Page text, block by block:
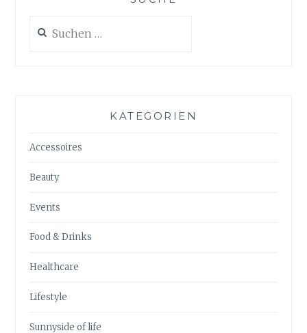
nach:
KATEGORIEN
Accessoires
Beauty
Events
Food & Drinks
Healthcare
Lifestyle
Sunnyside of life